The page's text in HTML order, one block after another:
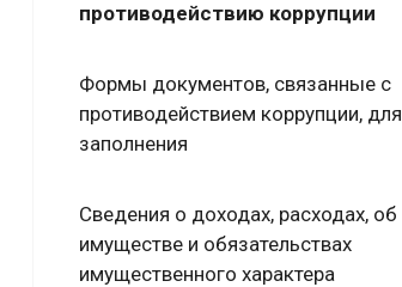
противодействию коррупции
Формы документов, связанные с
противодействием коррупции, для
заполнения
Сведения о доходах, расходах, об
имуществе и обязательствах
имущественного характера